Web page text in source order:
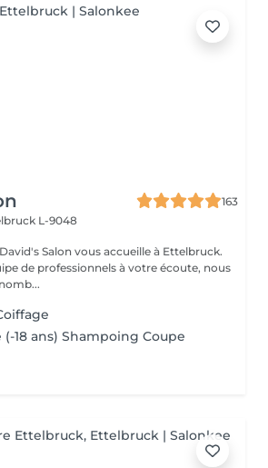
163
L-9048
Salon vous accueille à Ettelbruck.
de professionnels à votre écoute, nous
18 ans) Shampoing Coupe